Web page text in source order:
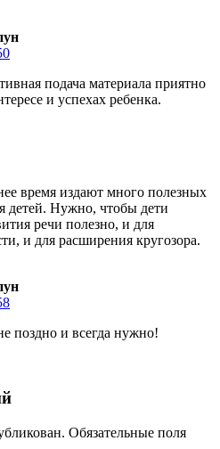
подача материала приятно
и успехах ребенка.
время издают много полезных
детей. Нужно, чтобы дети
речи полезно, и для
и для расширения кругозора.
поздно и всегда нужно!
Обязательные поля